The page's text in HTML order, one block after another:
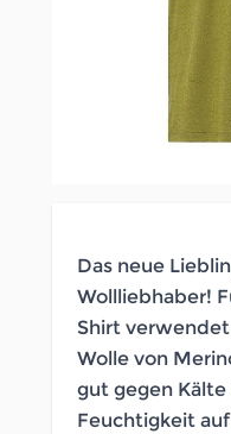
Das neue
Wollliebhaber!
Shirt verwendet
Wolle von
gut gegen
Feuchtigkeit